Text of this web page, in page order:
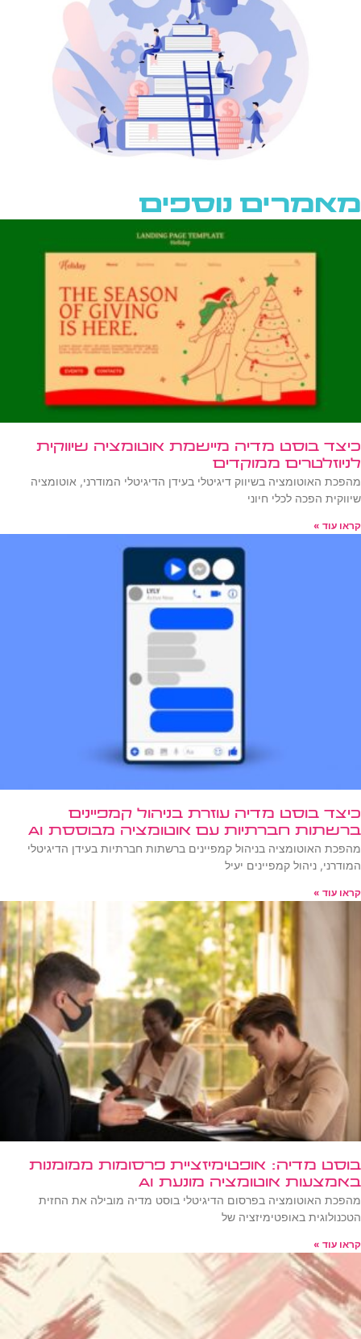
מאמרים נוספים
כיצד בוסט מדיה מיישמת אוטומציה שיווקית
לניוזלטרים ממוקדים
מהפכת האוטומציה בשיווק דיגיטלי בעידן הדיגיטלי המודרני, אוטומציה
שיווקית הפכה לכלי חיוני
קראו עוד »
כיצד בוסט מדיה עוזרת בניהול קמפיינים
ברשתות חברתיות עם אוטומציה מבוססת AI
מהפכת האוטומציה בניהול קמפיינים ברשתות חברתיות בעידן הדיגיטלי
המודרני, ניהול קמפיינים יעיל
קראו עוד »
בוסט מדיה: אופטימיזציית פרסומות ממומנות
באמצעות אוטומציה מונעת AI
מהפכת האוטומציה בפרסום הדיגיטלי בוסט מדיה מובילה את החזית
הטכנולוגית באופטימיזציה של
קראו עוד »